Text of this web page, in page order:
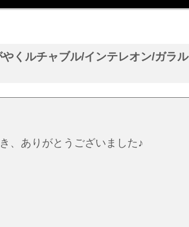
くルチャブル/インテレオン/ガラル
、ありがとうございました♪